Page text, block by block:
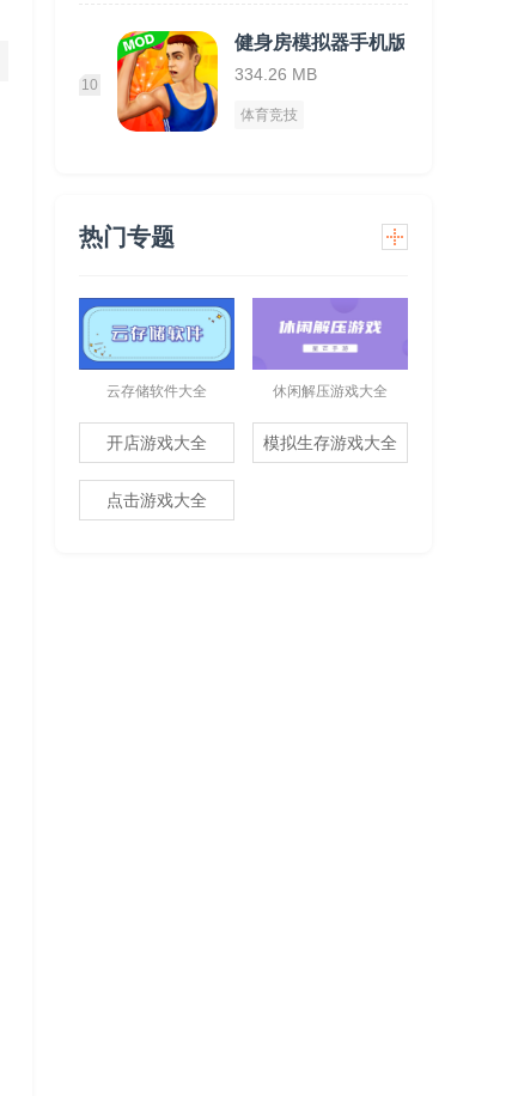
10
健身房模拟器手机版
334.26 MB
体育竞技
热门专题
云存储软件大全 休闲解压游戏大全
开店游戏大全 模拟生存游戏大全
点击游戏大全